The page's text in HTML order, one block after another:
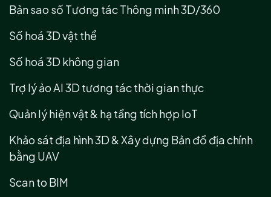
Bản sao số Tương tác Thông minh 3D/360
Số hoá 3D vật thể
Số hoá 3D không gian
Trợ lý ảo AI 3D tương tác thời gian thực
Quản lý hiện vật & hạ tầng tích hợp IoT
Khảo sát địa hình 3D & Xây dựng Bản đồ địa chính
bằng UAV
Scan to BIM